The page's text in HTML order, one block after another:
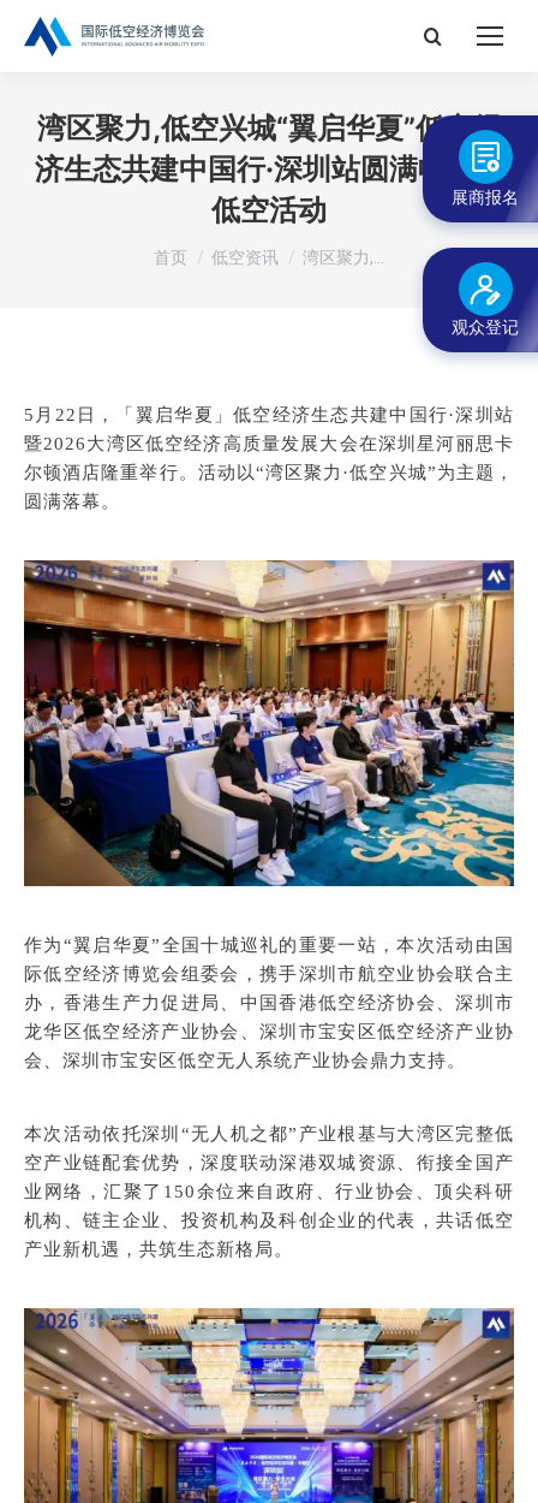
搜
湾区聚力,低空兴城“翼启华夏”低空经
济生态共建中国行·深圳站圆满收官丨
低空活动
您在这里：
首页 低空资讯 湾区聚力,…
5月22日，「翼启华夏」低空经济生态共建中国行·深圳站
暨2026大湾区低空经济高质量发展大会在深圳星河丽思卡
尔顿酒店隆重举行。活动以“湾区聚力·低空兴城”为主题，
圆满落幕。
作为“翼启华夏”全国十城巡礼的重要一站，本次活动由国
际低空经济博览会组委会，携手深圳市航空业协会联合主
办，香港生产力促进局、中国香港低空经济协会、深圳市
龙华区低空经济产业协会、深圳市宝安区低空经济产业协
会、深圳市宝安区低空无人系统产业协会鼎力支持。
本次活动依托深圳“无人机之都”产业根基与大湾区完整低
空产业链配套优势，深度联动深港双城资源、衔接全国产
业网络，汇聚了150余位来自政府、行业协会、顶尖科研
机构、链主企业、投资机构及科创企业的代表，共话低空
产业新机遇，共筑生态新格局。
展商报名
观众登记